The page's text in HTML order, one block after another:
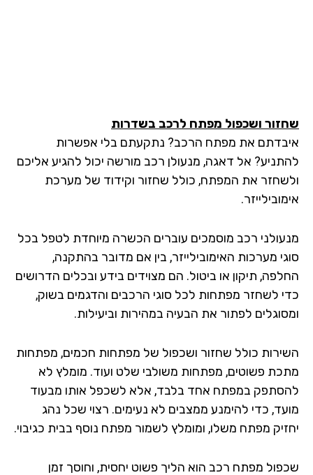
ושכפול מפתח לרכב בשדרות
את מפתח הרכב? נתקעתם בלי אפשרות
אל דאגה, מנעולן רכב מורשה יכול להגיע אליכם
את המפתח, כולל שחזור וקידוד של מערכת
רכב מוסמכים עוברים הכשרה מיוחדת לטפל בכל
מערכות האימובילייזר, בין אם מדובר בהתקנה,
תיקון או ביטול. הם מצוידים בידע ובכלים הדרושים
לשחזר מפתחות לכל סוגי הרכבים והדגמים בשוק,
לפתור את הבעיה במהירות וביעילות.
כולל שחזור ושכפול של מפתחות חכמים, מפתחות
פשוטים, מפתחות משולבי שלט ועוד. מומלץ לא
במפתח אחד בלבד, אלא לשכפל אותו מבעוד
כדי להימנע ממצבים לא נעימים. רצוי שכל נהג
מפתח משלו, ומומלץ לשמור מפתח נוסף בבית כגיבוי.
מפתח רכב הוא הליך פשוט יחסית, וחוסך זמן